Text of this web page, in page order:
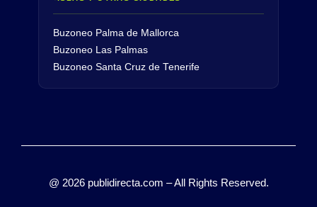
Buzoneo Palma de Mallorca
Buzoneo Las Palmas
Buzoneo Santa Cruz de Tenerife
@ 2026 publidirecta.com – All Rights Reserved.